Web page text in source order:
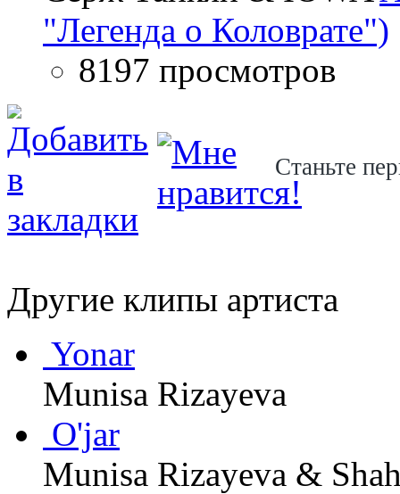
"Легенда о Коловрате")
8197 просмотров
Станьте
Другие клипы артиста
Yonar
Munisa Rizayeva
O'jar
Munisa Rizayeva &